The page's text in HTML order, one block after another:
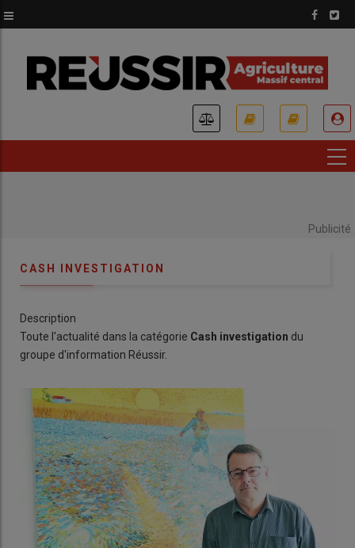
au
principal
Publicité
CASH INVESTIGATION
Description
Toute l'actualité dans la catégorie Cash investigation du
groupe d'information Réussir.